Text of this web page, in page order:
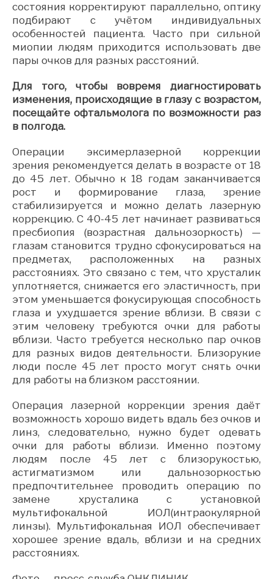
состояния корректируют параллельно, оптику
подбирают с учётом индивидуальных
особенностей пациента. Часто при сильной
миопии людям приходится использовать две
пары очков для разных расстояний.
Для того, чтобы вовремя диагностировать
изменения, происходящие в глазу с возрастом,
посещайте офтальмолога по возможности раз
в полгода.
Операции эксимерлазерной коррекции
зрения рекомендуется делать в возрасте от 18
до 45 лет. Обычно к 18 годам заканчивается
рост и формирование глаза, зрение
стабилизируется и можно делать лазерную
коррекцию. С 40-45 лет начинает развиваться
пресбиопия (возрастная дальнозоркость) —
глазам становится трудно сфокусироваться на
предметах, расположенных на разных
расстояниях. Это связано с тем, что хрусталик
уплотняется, снижается его эластичность, при
этом уменьшается фокусирующая способность
глаза и ухудшается зрение вблизи. В связи с
этим человеку требуются очки для работы
вблизи. Часто требуется несколько пар очков
для разных видов деятельности. Близорукие
люди после 45 лет просто могут снять очки
для работы на близком расстоянии.
Операция лазерной коррекции зрения даёт
возможность хорошо видеть вдаль без очков и
линз, следовательно, нужно будет одевать
очки для работы вблизи. Именно поэтому
людям после 45 лет с близорукостью,
астигматизмом или дальнозоркостью
предпочтительнее проводить операцию по
замене хрусталика с установкой
мультифокальной ИОЛ(интраокулярной
линзы). Мультифокальная ИОЛ обеспечивает
хорошее зрение вдаль, вблизи и на средних
расстояниях.